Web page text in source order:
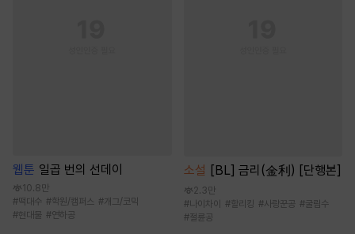
웹툰 일곱 번의 선데이
10.8만
#떡대수 #학원/캠퍼스 # 개그/코믹
#현대물 #연하공
소설 [BL] 금리(金利) [단행본]
2.3만
#나이차이 #할리킹 #사랑꾼공 #굴림수
#절륜공